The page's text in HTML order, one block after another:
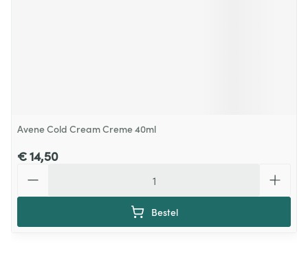
Avene Cold Cream Creme 40ml
€ 14,50
Bestel